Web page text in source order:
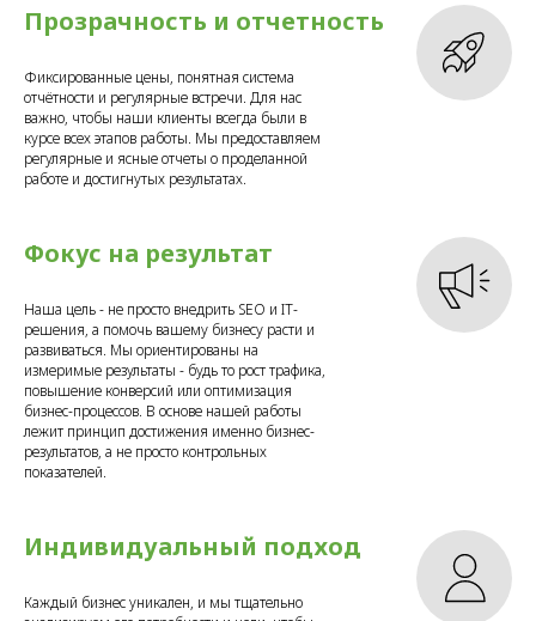
Прозрачность и отчетность
Фиксированные цены, понятная система
отчётности и регулярные встречи. Для нас
важно, чтобы наши клиенты всегда были в
курсе всех этапов работы. Мы предоставляем
регулярные и ясные отчеты о проделанной
работе и достигнутых результатах.
Фокус на результат
Наша цель - не просто внедрить SEO и IT-
решения, а помочь вашему бизнесу расти и
развиваться. Мы ориентированы на
измеримые результаты - будь то рост трафика,
повышение конверсий или оптимизация
бизнес-процессов. В основе нашей работы
лежит принцип достижения именно бизнес-
результатов, а не просто контрольных
показателей.
Индивидуальный подход
Каждый бизнес уникален, и мы тщательно